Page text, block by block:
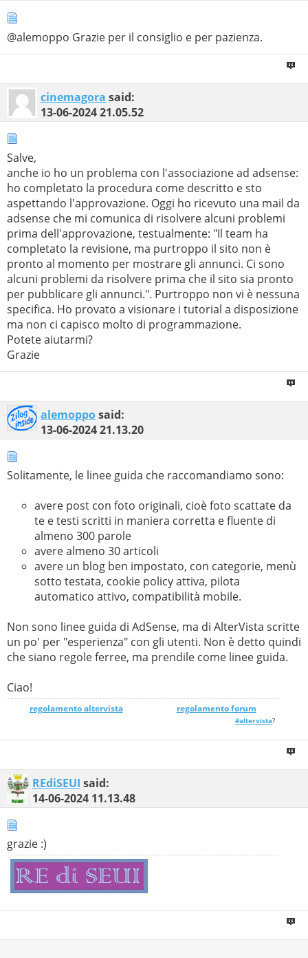
@alemoppo Grazie per il consiglio e per pazienza.
cinemagora said:
13-06-202421.05.52
Salve,
anche io ho un problema con l'associazione ad adsense:
ho completato la procedura come descritto e sto
aspettando l'approvazione. Oggi ho ricevuto una mail da
adsense che mi comunica di risolvere alcuni problemi
prima dell'approvazione, testualmente: "Il team ha
completato la revisione, ma purtroppo il sito non è
pronto al momento per mostrare gli annunci. Ci sono
alcuni problemi da risolvere prima che il sito sia pronto
per pubblicare gli annunci.". Purtroppo non vi è nessuna
specifica. Ho provato a visionare i tutorial a disposizione
ma non ci capisco molto di programmazione.
Potete aiutarmi?
Grazie
alemopposaid:
13-06-202421.13.20
Solitamente, le linee guida che raccomandiamo sono:
avere post con foto originali, cioè foto scattate da
te e testi scritti in maniera corretta e fluente di
almeno 300 parole
avere almeno 30 articoli
avere un blog ben impostato, con categorie, menù
sotto testata, cookie policy attiva, pilota
automatico attivo, compatibilità mobile.
Non sono linee guida di AdSense, ma di AlterVista scritte
un po' per "esperienza" con gli utenti. Non è detto quindi
che siano regole ferree, ma prendile come linee guida.
Ciao!
regolamento altervista_______________ regolamento forum
#altervista?
REdiSEUI said:
14-06-2024 11.13.48
grazie :)